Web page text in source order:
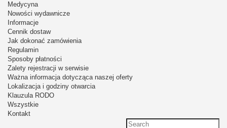
Medycyna
Nowości wydawnicze
Informacje
Cennik dostaw
Jak dokonać zamówienia
Regulamin
Sposoby płatności
Zalety rejestracji w serwisie
Ważna informacja dotycząca naszej oferty
Lokalizacja i godziny otwarcia
Klauzula RODO
Wszystkie
Kontakt